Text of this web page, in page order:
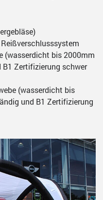
(wasserdicht bis 2000mm
B1 Zertifizierung schwer
(wasserdicht bis
und B1 Zertifizierung